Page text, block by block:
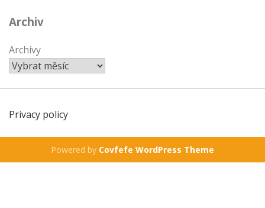
Archiv
Archivy
Privacy policy
Powered by Covfefe WordPress Theme